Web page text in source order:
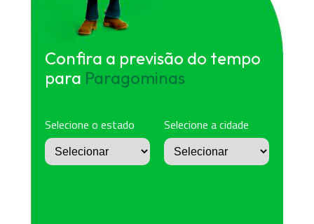
Confira a previsão do tempo
para Paragominas
Selecione o estado Selecione a cidade